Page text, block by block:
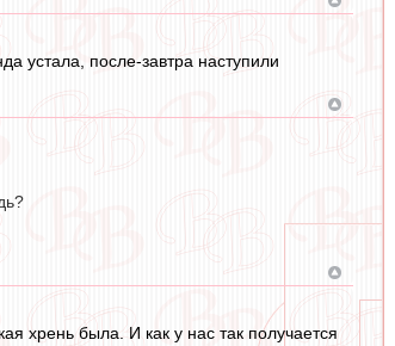
устала, после-завтра наступили
хрень была. И как у нас так получается